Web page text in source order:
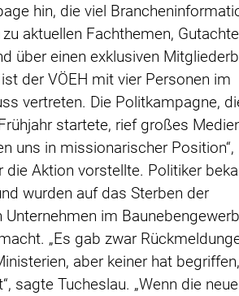
hin, die viel
aktuellen Fachthemen,
über einen exklusiven
der VÖEH mit vier Personen im
vertreten. Die Politkampagne,
startete, rief großes
uns in missionarischer
die Aktion vorstellte. Politiker
wurden auf das Sterben der
im
„Es gab zwar
aber keiner hat
sagte Tucheslau. „Wenn die